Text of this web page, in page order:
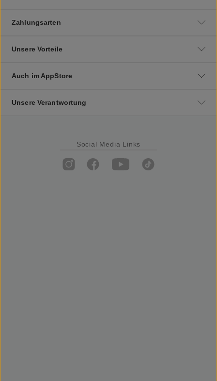
Zahlungsarten
Unsere Vorteile
Auch im AppStore
Unsere Verantwortung
Social Media Links